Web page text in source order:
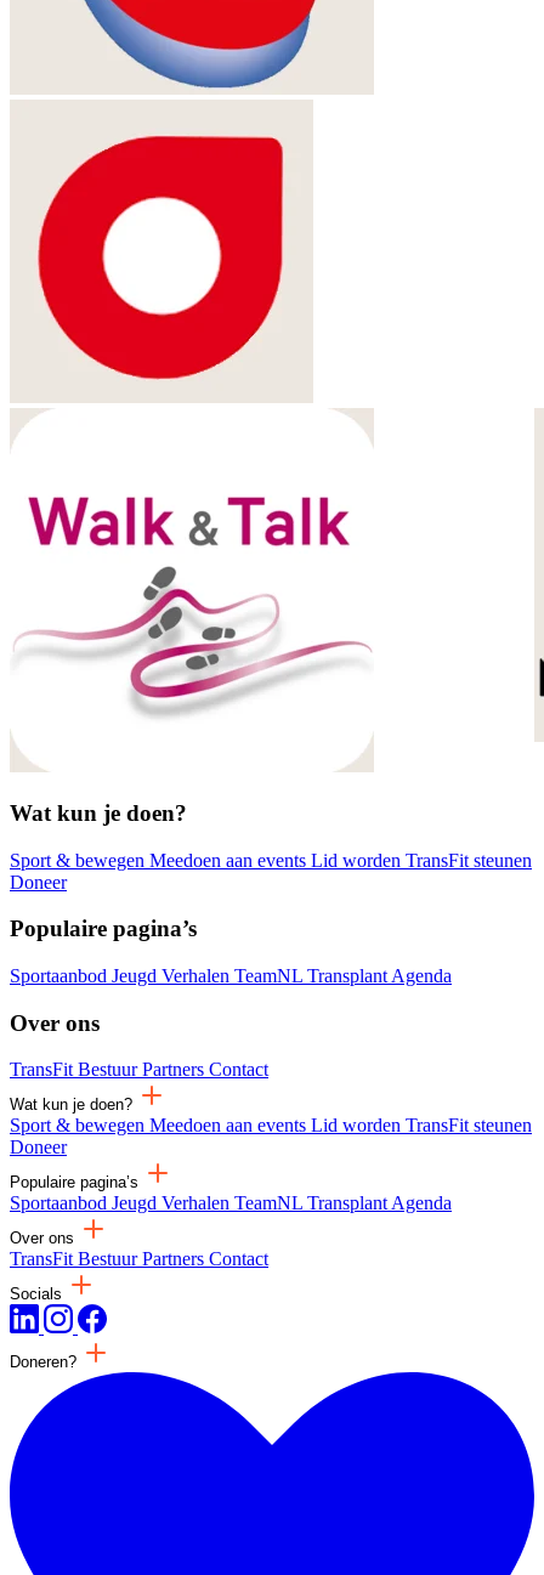
Wat kun je doen?
Sport & bewegen Meedoen aan events Lid worden TransFit steunen
Doneer
Populaire pagina’s
Sportaanbod Jeugd Verhalen TeamNL Transplant Agenda
Over ons
TransFitBestuurPartners Contact
Wat kun je doen?
Sport & bewegen Meedoen aan events Lid worden TransFit steunen
Doneer
Populaire pagina’s
Sportaanbod Jeugd Verhalen TeamNL TransplantAgenda
Over ons
TransFitBestuurPartners Contact
Socials
Doneren?